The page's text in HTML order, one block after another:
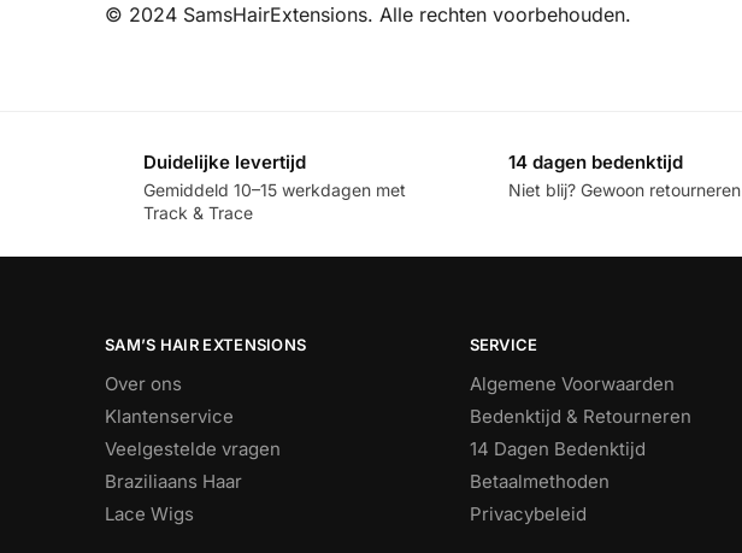
© 2024 SamsHairExtensions. Alle rechten voorbehouden.
Duidelijke levertijd
Gemiddeld 10–15 werkdagen met
Track & Trace
14 dagen bedenktijd
Niet blij? Gewoon retourneren
SAM’S HAIR EXTENSIONS
Over ons
Klantenservice
Veelgestelde vragen
Braziliaans Haar
Lace Wigs
SERVICE
Algemene Voorwaarden
Bedenktijd & Retourneren
14 Dagen Bedenktijd
Betaalmethoden
Privacybeleid